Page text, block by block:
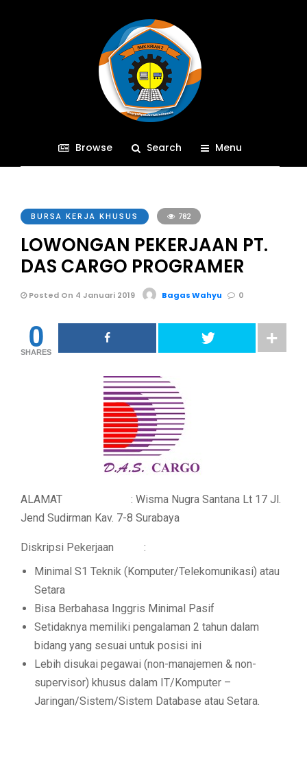
Browse Search Menu
BURSA KERJA KHUSUS 782
LOWONGAN PEKERJAAN PT.
DAS CARGO PROGRAMER
Posted On 4 Januari 2019 Bagas Wahyu 0
0
SHARES
ALAMAT : Wisma Nugra Santana Lt 17 Jl.
Jend Sudirman Kav. 7-8 Surabaya
Diskripsi Pekerjaan :
Minimal S1 Teknik (Komputer/Telekomunikasi) atau
Setara
Bisa Berbahasa Inggris Minimal Pasif
Setidaknya memiliki pengalaman 2 tahun dalam
bidang yang sesuai untuk posisi ini
Lebih disukai pegawai (non-manajemen & non-
supervisor) khusus dalam IT/Komputer –
Jaringan/Sistem/Sistem Database atau Setara.